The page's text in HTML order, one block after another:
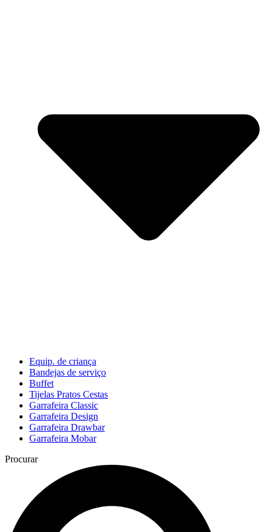
Equip. de criança
Bandejas de serviço
Buffet
Tijelas Pratos Cestas
Garrafeira Classic
Garrafeira Design
Garrafeira Drawbar
Garrafeira Mobar
Procurar